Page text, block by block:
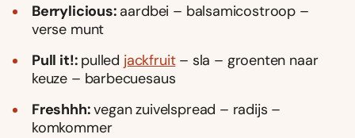
Berrylicious: aardbei – balsamicostroop –
verse munt
Pull it!: pulled jackfruit– sla – groenten naar
keuze – barbecuesaus
Freshhh:vegan zuivelspread – radijs –
komkommer